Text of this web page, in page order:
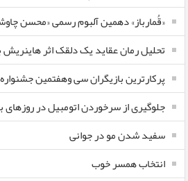
«قُمارباز» دهمین آلبوم رسمی «محسن
تحلیل رمان عقاید یک دلقک اثر
پرکارترین بازیگران سی وهفتمین
جلوگیری از سرخوردن اتومبیل در روزهای
سفید شدن مو در جوانی
انتخاب همسر خوب